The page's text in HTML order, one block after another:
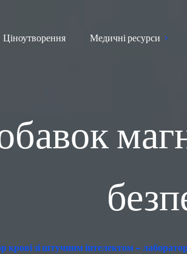
Ціноутворення Медичні ресурси
крові зі штучним інтелектом –